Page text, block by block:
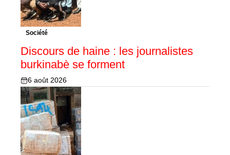
Société
Discours de haine : les journalistes
burkinabè se forment
6 août 2026